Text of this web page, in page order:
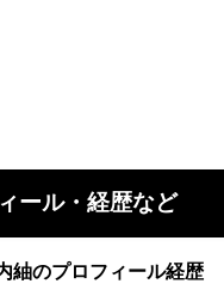
ール・経歴など
紬のプロフィール経歴